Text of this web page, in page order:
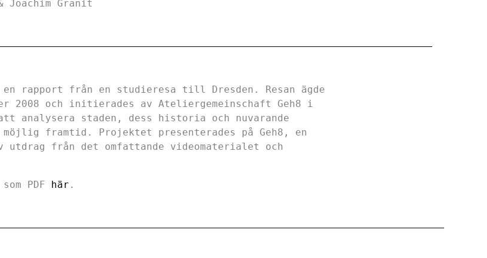
Joachim Granit
rapport från en studieresa till Dresden. Resan ägde
2008 och initierades av Ateliergemeinschaft Geh8 i
analysera staden, dess historia och nuvarande
framtid. Projektet presenterades på Geh8, en
utdrag från det omfattande videomaterialet och
PDF här .